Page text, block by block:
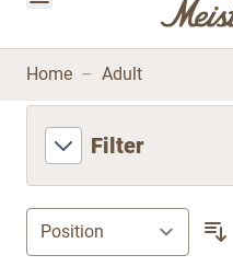
Home – Adult
Filter